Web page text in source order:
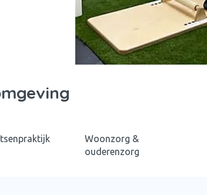
Woonzorg &
ouderenzorg